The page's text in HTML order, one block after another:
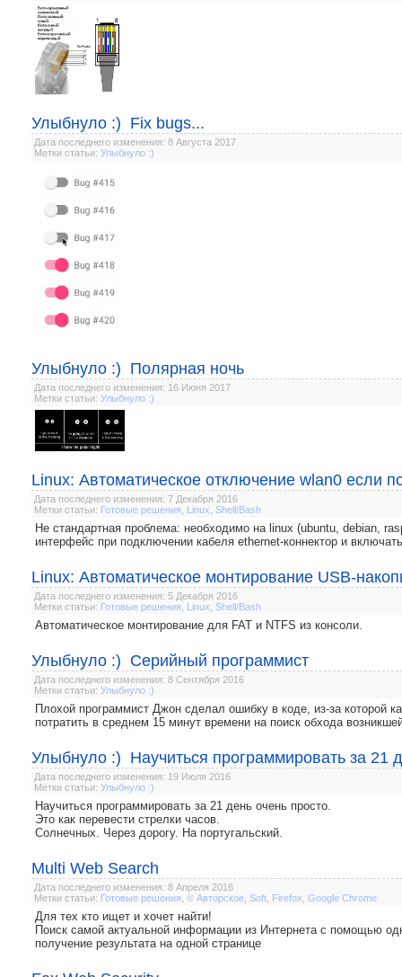
Улыбнуло :) Fix bugs...
Дата последнего изменения: 8 Августа 2017
Метки статьи: Улыбнуло :)
Улыбнуло :) Полярная ночь
Дата последнего изменения: 16 Июня 2017
Метки статьи: Улыбнуло :)
Linux: Автоматическое отключение wlan0 если
Дата последнего изменения: 7 Декабря 2016
Метки статьи: Готовые решения Linux Shell/Bash
Не стандартная проблема: необходимо на linux (ubuntu, debian,
интерфейс при подключении кабеля ethernet-коннектор и
Linux: Автоматическое монтирование USB-
Дата последнего изменения: 5 Декабря 2016
Метки статьи: Готовые решения Linux Shell/Bash
Автоматическое монтирование для FAT и NTFS из консоли.
Улыбнуло :) Серийный программист
Дата последнего изменения: 8 Сентября 2016
Метки статьи: Улыбнуло :)
Плохой программист Джон сделал ошибку в коде, из-за которой
потратить в среднем 15 минут времени на поиск обхода
Улыбнуло :) Научиться программировать за 21
Дата последнего изменения: 19 Июля 2016
Метки статьи: Улыбнуло :)
Научиться программировать за 21 день очень просто.
Это как перевести стрелки часов.
Солнечных. Через дорогу. На португальский.
Multi Web Search
Дата последнего изменения: 8 Апреля 2016
Метки статьи: Готовые решения © Авторское Soft Firefox Google Chrome
Для тех кто ищет и хочет найти!
Поиск самой актуальной информации из Интернета с помощью
получение результата на одной странице